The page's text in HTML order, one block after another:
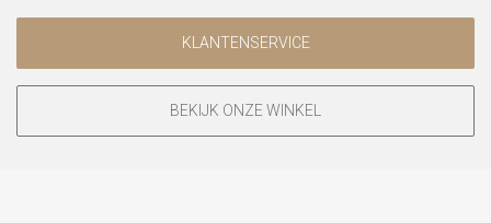
KLANTENSERVICE
BEKIJK ONZE WINKEL